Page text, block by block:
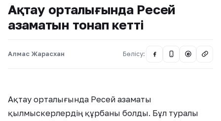
Ақтау орталығында Ресей
азаматын тонап кетті
Алмас Жарасхан Бөлісу: @
Ақтау орталығында Ресей азаматы
қылмыскерлердің құрбаны болды. Бұл туралы